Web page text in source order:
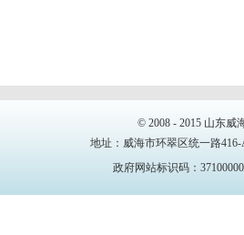
© 2008 - 2015 山东
地址：威海市环翠区统一路416-
政府网站标识码：